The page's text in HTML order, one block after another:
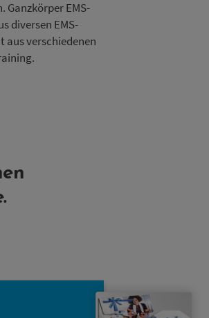
Ganzkörper EMS-
diversen EMS-
aus verschiedenen